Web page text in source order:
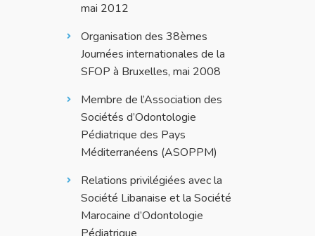
mai 2012
Organisation des 38èmes
Journées internationales de la
SFOP à Bruxelles, mai 2008
Membre de l’Association des
Sociétés d’Odontologie
Pédiatrique des Pays
Méditerranéens (ASOPPM)
Relations privilégiées avec la
Société Libanaise et la Société
Marocaine d’Odontologie